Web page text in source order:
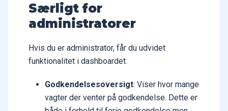
Særligt for
administratorer
Hvis du er administrator, får du udvidet
funktionalitet i dashboardet:
Godkendelsesoversigt: Viser hvor mange
vagter der venter på godkendelse. Dette er